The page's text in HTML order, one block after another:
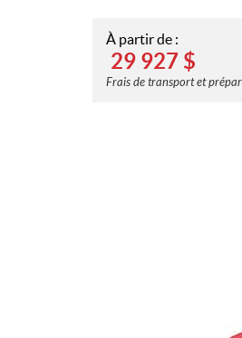
À partir de :
29 927 $
Frais de transport et